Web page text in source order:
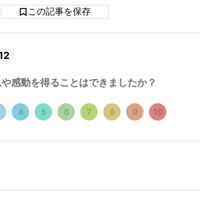
この記事を保存
感動を得ることはできましたか？
4 5 6 7 8 9 10